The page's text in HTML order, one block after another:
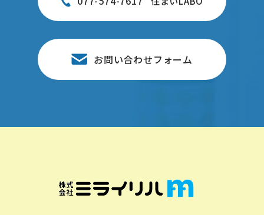
お問い合わせフォーム